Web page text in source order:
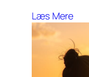
Læs Mere